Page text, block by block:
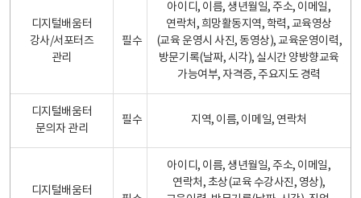
디지털배움터
강사/서포터즈
관리
필수
아이디, 이름, 생년월일, 주소, 이메일,
연락처, 희망활동지역, 학력, 교육영상
(교육 운영시 사진, 동영상), 교육운영이력,
방문기록(날짜, 시각), 실시간 양방향교육
가능여부, 자격증, 주요지도 경력
디지털배움터
문의자 관리
필수 지역, 이름, 이메일, 연락처
디지털배움터
아이디, 이름, 생년월일, 주소, 이메일,
연락처, 초상(교육 수강사진, 영상),